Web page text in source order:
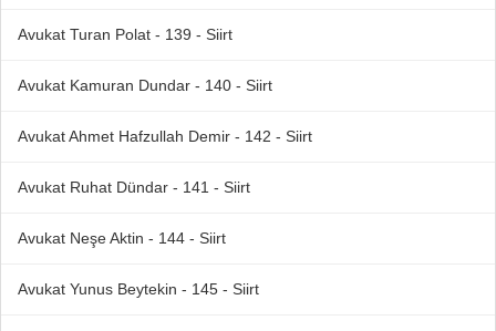
Avukat Turan Polat - 139 - Siirt
Avukat Kamuran Dundar - 140 - Siirt
Avukat Ahmet Hafzullah Demir - 142 - Siirt
Avukat Ruhat Dündar - 141 - Siirt
Avukat Neşe Aktin - 144 - Siirt
Avukat Yunus Beytekin - 145 - Siirt